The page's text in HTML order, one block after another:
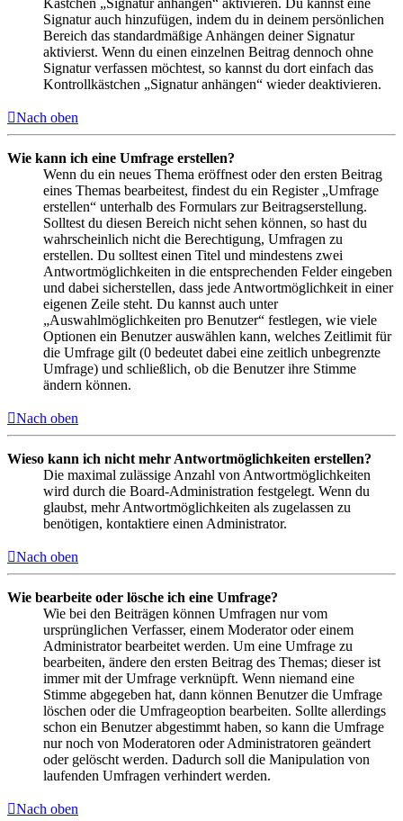
Kästchen „Signatur anhängen“ aktivieren. Du kannst eine
Signatur auch hinzufügen, indem du in deinem persönlichen
Bereich das standardmäßige Anhängen deiner Signatur
aktivierst. Wenn du einen einzelnen Beitrag dennoch ohne
Signatur verfassen möchtest, so kannst du dort einfach das
Kontrollkästchen „Signatur anhängen“ wieder deaktivieren.
Nach oben
Wie kann ich eine Umfrage erstellen?
Wenn du ein neues Thema eröffnest oder den ersten Beitrag
eines Themas bearbeitest, findest du ein Register „Umfrage
erstellen“ unterhalb des Formulars zur Beitragserstellung.
Solltest du diesen Bereich nicht sehen können, so hast du
wahrscheinlich nicht die Berechtigung, Umfragen zu
erstellen. Du solltest einen Titel und mindestens zwei
Antwortmöglichkeiten in die entsprechenden Felder eingeben
und dabei sicherstellen, dass jede Antwortmöglichkeit in einer
eigenen Zeile steht. Du kannst auch unter
„Auswahlmöglichkeiten pro Benutzer“ festlegen, wie viele
Optionen ein Benutzer auswählen kann, welches Zeitlimit für
die Umfrage gilt (0 bedeutet dabei eine zeitlich unbegrenzte
Umfrage) und schließlich, ob die Benutzer ihre Stimme
ändern können.
Nach oben
Wieso kann ich nicht mehr Antwortmöglichkeiten erstellen?
Die maximal zulässige Anzahl von Antwortmöglichkeiten
wird durch die Board-Administration festgelegt. Wenn du
glaubst, mehr Antwortmöglichkeiten als zugelassen zu
benötigen, kontaktiere einen Administrator.
Nach oben
Wie bearbeite oder lösche ich eine Umfrage?
Wie bei den Beiträgen können Umfragen nur vom
ursprünglichen Verfasser, einem Moderator oder einem
Administrator bearbeitet werden. Um eine Umfrage zu
bearbeiten, ändere den ersten Beitrag des Themas; dieser ist
immer mit der Umfrage verknüpft. Wenn niemand eine
Stimme abgegeben hat, dann können Benutzer die Umfrage
löschen oder die Umfrageoption bearbeiten. Sollte allerdings
schon ein Benutzer abgestimmt haben, so kann die Umfrage
nur noch von Moderatoren oder Administratoren geändert
oder gelöscht werden. Dadurch soll die Manipulation von
laufenden Umfragen verhindert werden.
Nach oben